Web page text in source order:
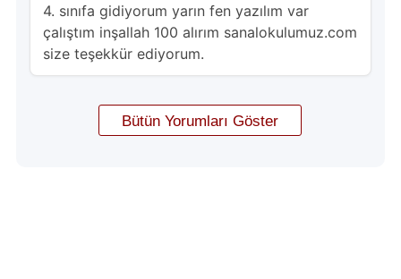
4. sınıfa gidiyorum yarın fen yazılım var
çalıştım inşallah 100 alırım sanalokulumuz.com
size teşekkür ediyorum.